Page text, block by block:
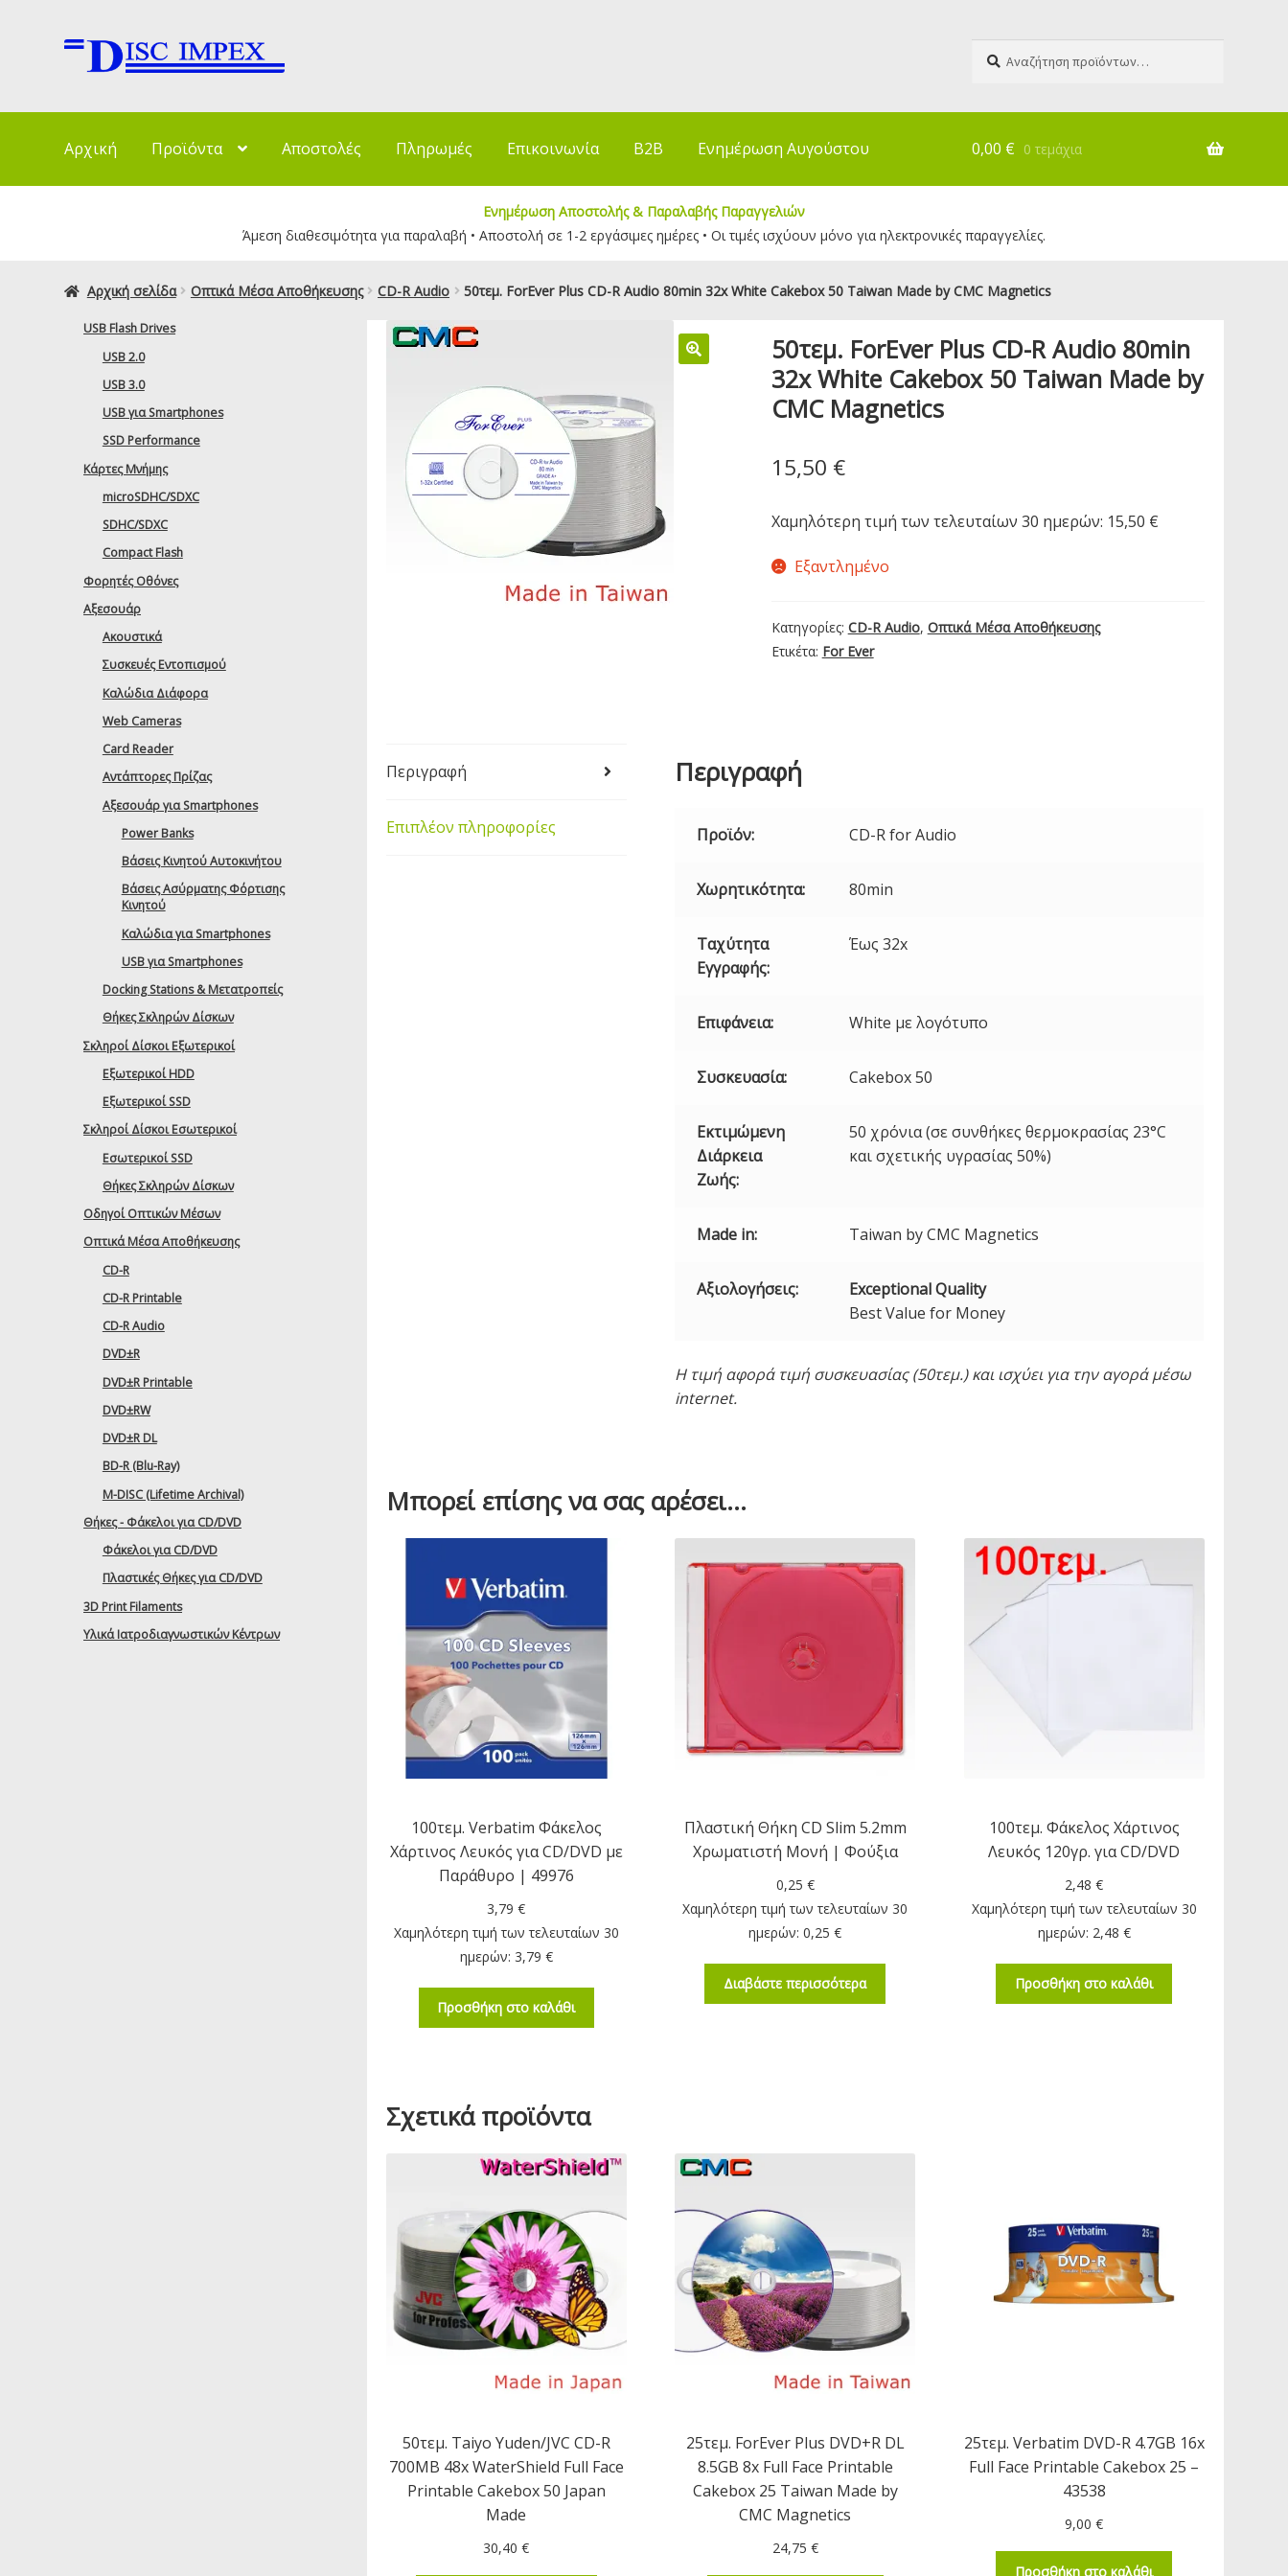
Απευθείας
μετάβαση
Μετάβαση
Αναζήτηση
Αρχική Προϊόντα Αποστολές Πληρωμές Επικοινωνία B2B Ενημέρωση Αυγούστου 0,00 € 0 τεμάχια
Ενημέρωση Αποστολής & Παραλαβής Παραγγελιών
Άμεση διαθεσιμότητα για παραλαβή • Αποστολή σε 1-2 εργάσιμες ημέρες • Οι τιμές ισχύουν μόνο για ηλεκτρονικές παραγγελίες.
Αρχική σελίδα Οπτικά Μέσα Αποθήκευσης CD-R Audio 50τεμ. ForEver Plus CD-R Audio 80min 32x White Cakebox 50 Taiwan Made by CMC Magnetics
50τεμ. ForEver Plus CD-R Audio 80min
32x White Cakebox 50 Taiwan Made by
CMC Magnetics
15,50 €
Χαμηλότερη τιμή των τελευταίων 30 ημερών: 15,50 €
Εξαντλημένο
Κατηγορίες: CD-R Audio, Οπτικά Μέσα Αποθήκευσης
Ετικέτα: For Ever
Περιγραφή
Επιπλέον πληροφορίες
Περιγραφή
Προϊόν: CD-R for Audio
Χωρητικότητα: 80min
Ταχύτητα
Εγγραφής:
Έως 32x
Επιφάνεια: White με λογότυπο
Συσκευασία: Cakebox 50
Εκτιμώμενη
Διάρκεια
Ζωής:
50 χρόνια (σε συνθήκες θερμοκρασίας 23°C
και σχετικής υγρασίας 50%)
Made in: Taiwan byCMC Magnetics
Αξιολογήσεις:
Exceptional Quality
Best Value for Money
Η τιμή αφορά τιμή συσκευασίας (50τεμ.) και ισχύει για την αγορά μέσω
internet.
Μπορεί επίσης να σας αρέσει…
100τεμ. Verbatim Φάκελος
Χάρτινος Λευκός για CD/DVD με
Παράθυρο | 49976
3,79€
Χαμηλότερη τιμή των τελευταίων 30
ημερών: 3,79 €
Προσθήκη στο καλάθι
Πλαστική Θήκη CD Slim 5.2mm
Χρωματιστή Μονή | Φούξια
0,25 €
Χαμηλότερη τιμή των τελευταίων 30
ημερών:0,25€
Διαβάστε περισσότερα
100τεμ. Φάκελος Χάρτινος
Λευκός 120γρ. για CD/DVD
2,48€
Χαμηλότερη τιμή των τελευταίων 30
ημερών: 2,48 €
Προσθήκη στο καλάθι
Σχετικά προϊόντα
50τεμ. Taiyo Yuden/JVC CD-R
700MB 48x WaterShield Full Face
Printable Cakebox 50 Japan
Made
30,40€
25τεμ. ForEver Plus DVD+R DL
8.5GB 8x Full Face Printable
Cakebox 25 Taiwan Made by
CMC Magnetics
24,75 €
25τεμ. Verbatim DVD-R 4.7GB 16x
Full Face Printable Cakebox 25 –
43538
9,00€
Προσθήκη στο καλάθι
USB Flash Drives
USB 2.0
USB 3.0
USB για Smartphones
SSD Performance
Κάρτες Μνήμης
microSDHC/SDXC
SDHC/SDXC
Compact Flash
Φορητές Οθόνες
Αξεσουάρ
Ακουστικά
Συσκευές Εντοπισμού
Καλώδια Διάφορα
Web Cameras
Card Reader
Αντάπτορες Πρίζας
Αξεσουάρ για Smartphones
Power Banks
Βάσεις Κινητού Αυτοκινήτου
Βάσεις Ασύρματης Φόρτισης
Κινητού
Καλώδια για Smartphones
USB για Smartphones
Docking Stations & Μετατροπείς
Θήκες Σκληρών Δίσκων
Σκληροί Δίσκοι Εξωτερικοί
Εξωτερικοί HDD
Εξωτερικοί SSD
Σκληροί Δίσκοι Εσωτερικοί
Εσωτερικοί SSD
Θήκες Σκληρών Δίσκων
Οδηγοί Οπτικών Μέσων
Οπτικά Μέσα Αποθήκευσης
CD-R
CD-R Printable
CD-R Audio
DVD±R
DVD±R Printable
DVD±RW
DVD±R DL
BD-R (Blu-Ray)
M-DISC (Lifetime Archival)
Θήκες - Φάκελοι για CD/DVD
Φάκελοι για CD/DVD
Πλαστικές Θήκες για CD/DVD
3D Print Filaments
Υλικά Ιατροδιαγνωστικών Κέντρων